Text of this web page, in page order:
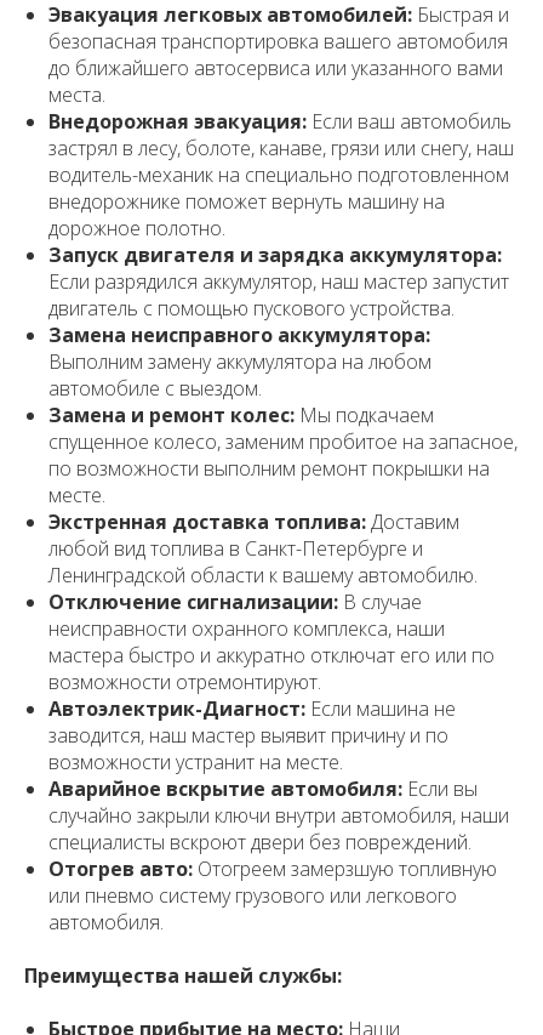
Эвакуация легковых автомобилей: Быстрая и
безопасная транспортировка вашего автомобиля
до ближайшего автосервиса или указанного вами
места.
Внедорожная эвакуация: Если ваш автомобиль
застрял в лесу, болоте, канаве, грязи или снегу, наш
водитель-механик на специально подготовленном
внедорожнике поможет вернуть машину на
дорожное полотно.
Запуск двигателя и зарядка аккумулятора:
Если разрядился аккумулятор, наш мастер запустит
двигатель с помощью пускового устройства.
Замена неисправного аккумулятора:
Выполним замену аккумулятора на любом
автомобиле с выездом.
Замена и ремонт колес: Мы подкачаем
спущенное колесо, заменим пробитое на запасное,
по возможности выполним ремонт покрышки на
месте.
Экстренная доставка топлива:Доставим
любой вид топлива в Санкт-Петербурге и
Ленинградской области к вашему автомобилю.
Отключение сигнализации: В случае
неисправности охранного комплекса, наши
мастера быстро и аккуратно отключат его или по
возможности отремонтируют.
Автоэлектрик-Диагност: Если машина не
заводится, наш мастер выявит причину и по
возможности устранит на месте.
Аварийное вскрытие автомобиля: Если вы
случайно закрыли ключи внутри автомобиля, наши
специалисты вскроют двери без повреждений.
Отогрев авто: Отогреем замерзшую топливную
или пневмо систему грузового или легкового
автомобиля.
Преимущества нашей службы:
Быстрое прибытие на место: Наши